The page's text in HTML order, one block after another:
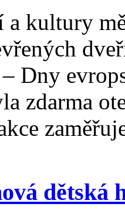
kultury
Dny
zdarma
dětská